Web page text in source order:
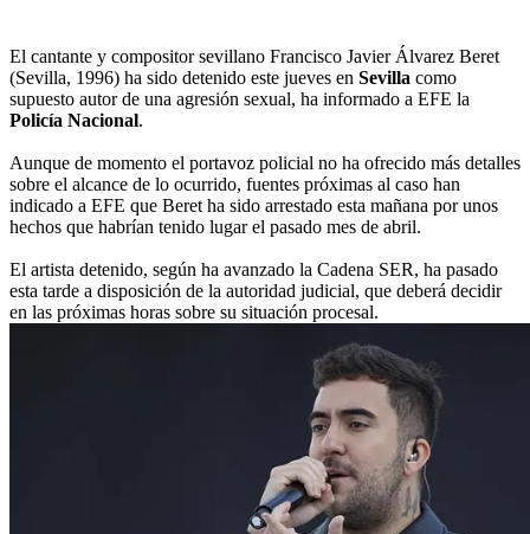
El cantante y compositor sevillano Francisco Javier Álvarez Beret
(Sevilla, 1996) ha sido detenido este jueves en Sevilla como
supuesto autor de una agresión sexual, ha informado a EFE la
Policía Nacional.
Aunque de momento el portavoz policial no ha ofrecido más detalles
sobre el alcance de lo ocurrido, fuentes próximas al caso han
indicado a EFE que Beret ha sido arrestado esta mañana por unos
hechos que habrían tenido lugar el pasado mes de abril.
El artista detenido, según ha avanzado la Cadena SER, ha pasado
esta tarde a disposición de la autoridad judicial, que deberá decidir
en las próximas horas sobre su situación procesal.